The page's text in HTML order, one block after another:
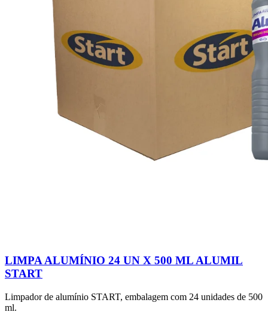
LIMPA ALUMÍNIO 24 UN X 500 ML ALUMIL
START
Limpador de alumínio START, embalagem com 24 unidades de 500
ml.